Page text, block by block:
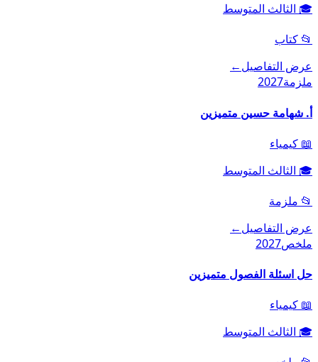
🎓 الثالث المتوسط
📂 كتاب
عرض التفاصيل←
ملزمة2027
أ. شهامة حسين متميزين
📖 كيمياء
🎓 الثالث المتوسط
📂 ملزمة
عرض التفاصيل←
ملخص2027
حل اسئلة الفصول متميزين
📖 كيمياء
🎓 الثالث المتوسط